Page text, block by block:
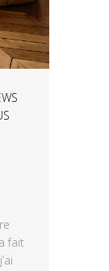
fait